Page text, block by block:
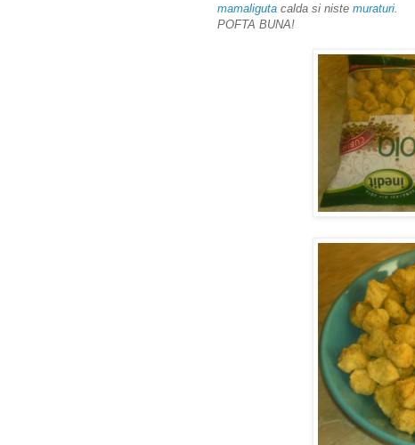
mamaliguta calda si niste muraturi
POFTA BUNA!